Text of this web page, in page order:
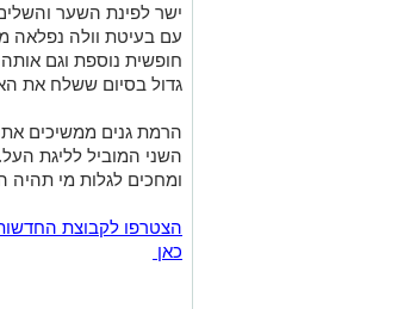
ישר לפינת השער
עם בעיטת וולה נפלאה
גדול בסיום ששלח את
הרמת גנים ממשיכים
השני המוביל לליגת
ומחכים לגלות מי
כאן